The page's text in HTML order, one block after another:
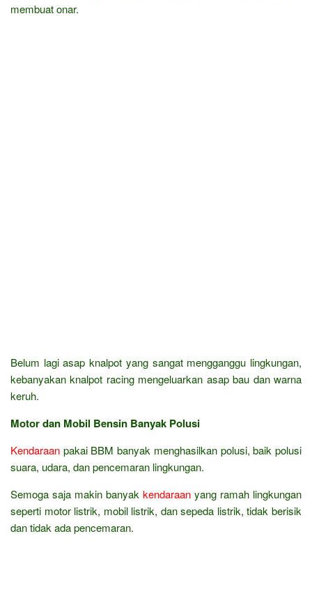
membuat onar.
Belum lagi asap knalpot yang sangat mengganggu lingkungan,
kebanyakan knalpot racing mengeluarkan asap bau dan warna
keruh.
Motor dan Mobil Bensin Banyak Polusi
Kendaraan pakai BBM banyak menghasilkan polusi, baik polusi
suara, udara, dan pencemaran lingkungan.
Semoga saja makin banyak kendaraan yang ramah lingkungan
seperti motor listrik, mobil listrik, dan sepeda listrik, tidak berisik
dan tidak ada pencemaran.